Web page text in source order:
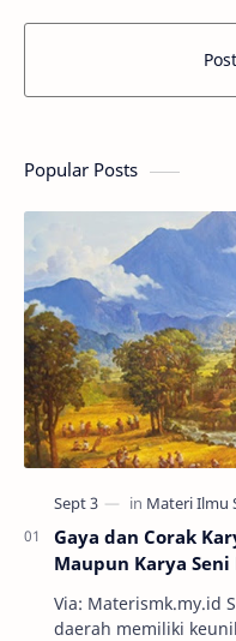
Popular Posts
Gaya dan Corak
Maupun Karya
Via: Materismk.my.id Setiap karya seni rupa di berbagai
daerah memiliki